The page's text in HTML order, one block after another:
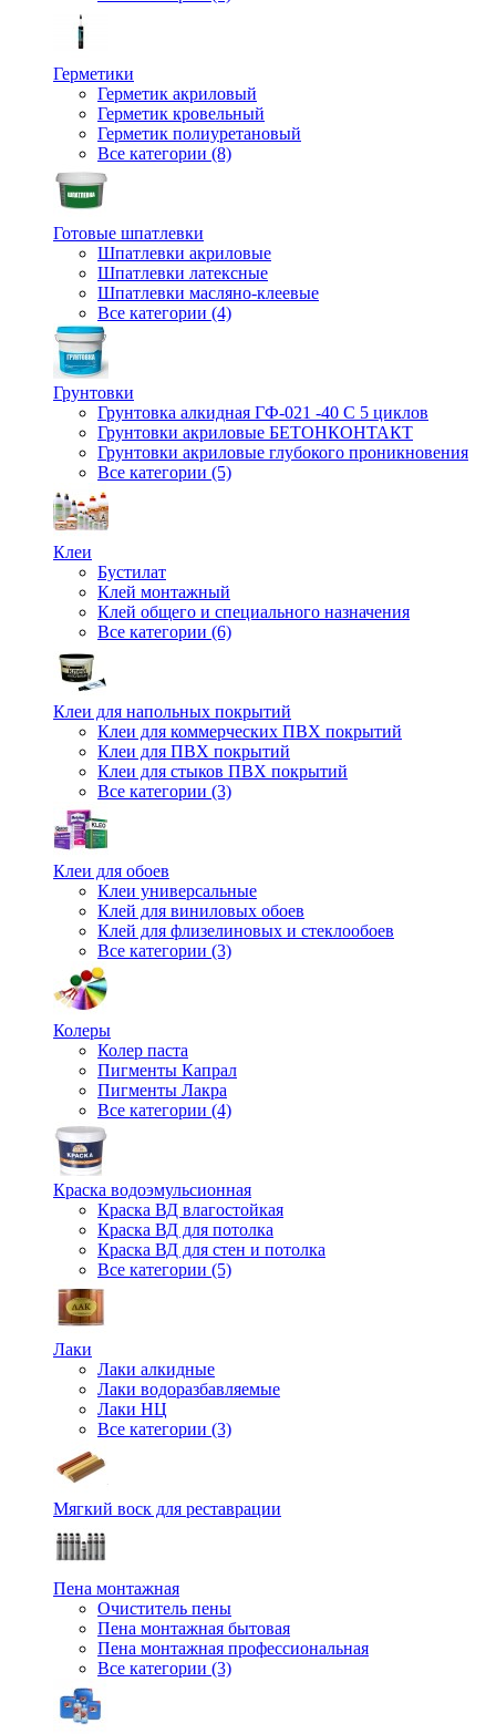
Герметики
Герметик акриловый
Герметик кровельный
Герметик полиуретановый
Все категории (8)
Готовые шпатлевки
Шпатлевки акриловые
Шпатлевки латексные
Шпатлевки масляно-клеевые
Все категории (4)
Грунтовки
Грунтовка алкидная ГФ-021 -40 С 5 циклов
Грунтовки акриловые БЕТОНКОНТАКТ
Грунтовки акриловые глубокого проникновения
Все категории (5)
Клеи
Бустилат
Клей монтажный
Клей общего и специального назначения
Все категории (6)
Клеи для напольных покрытий
Клеи для коммерческих ПВХ покрытий
Клеи для ПВХ покрытий
Клеи для стыков ПВХ покрытий
Все категории (3)
Клеи для обоев
Клеи универсальные
Клей для виниловых обоев
Клей для флизелиновых и стеклообоев
Все категории (3)
Колеры
Колер паста
Пигменты Капрал
Пигменты Лакра
Все категории (4)
Краска водоэмульсионная
Краска ВД влагостойкая
Краска ВД для потолка
Краска ВД для стен и потолка
Все категории (5)
Лаки
Лаки алкидные
Лаки водоразбавляемые
Лаки НЦ
Все категории (3)
Мягкий воск для реставрации
Пена монтажная
Очиститель пены
Пена монтажная бытовая
Пена монтажная профессиональная
Все категории (3)